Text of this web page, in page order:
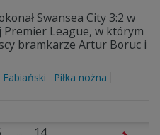
Swansea City 3:2 w
League, w którym
bramkarze Artur Boruc i
Fabiański
Piłka nożna